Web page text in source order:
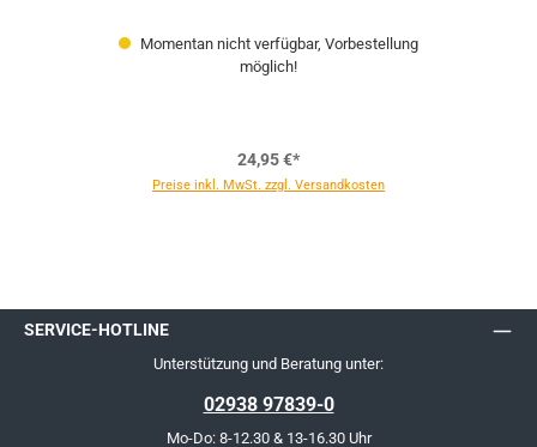
Momentan nicht verfügbar, Vorbestellung
möglich!
24,95 €*
Preise inkl. MwSt. zzgl. Versandkosten
SERVICE-HOTLINE
Unterstützung und Beratung unter:
02938 97839-0
Mo-Do: 8-12.30 & 13-16.30 Uhr